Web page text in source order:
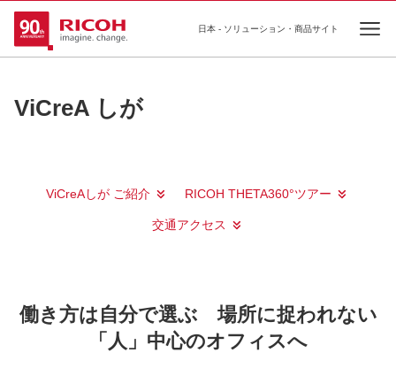
日本 - ソリューション・商品サイト
ViCreA しが
ViCreAしが ご紹介 RICOH THETA360°ツアー
交通アクセス
働き方は自分で選ぶ 場所に捉われない
「人」中心のオフィスへ